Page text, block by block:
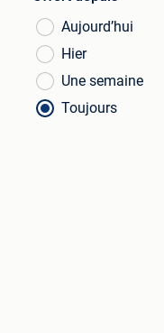
Aujourd’hui
Hier
Une semaine
Toujours